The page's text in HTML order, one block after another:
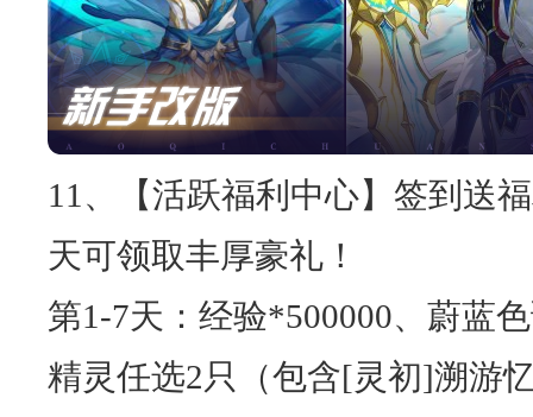
11、【活跃福利中心】签到送
天可领取丰厚豪礼！
第1-7天：经验*500000、蔚蓝
精灵任选2只（包含[灵初]溯游